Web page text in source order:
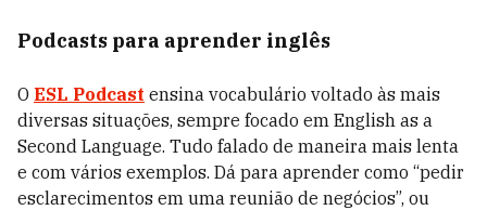
Podcasts para aprender inglês
O ESL Podcast ensina vocabulário voltado às mais
diversas situações, sempre focado em English as a
Second Language. Tudo falado de maneira mais lenta
e com vários exemplos. Dá para aprender como “pedir
esclarecimentos em uma reunião de negócios”, ou